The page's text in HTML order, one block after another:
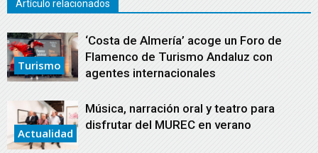
Artículo relacionados
Turismo
‘Costa de Almería’ acoge un Foro de
Flamenco de Turismo Andaluz con
agentes internacionales
Actualidad
Música, narración oral y teatro para
disfrutar del MUREC en verano